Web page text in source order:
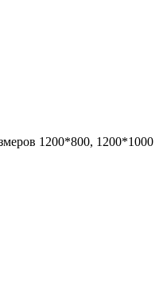
1200*800, 1200*1000